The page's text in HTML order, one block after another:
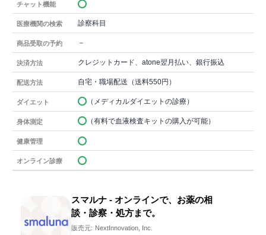
チャット機能
医療機関の検索 診察科目
商品受取の予約 －
決済方法 クレジットカード、atone翌月払い、銀行振込
配送方法 自宅・職場配送（送料550円）
ダイエット （メディカルダイエットの診療）
身体測定 （有料で血液検査キットの購入が可能）
健康管理
オンライン診療
スマルナ - オンラインで、お薬の相
談・診察・処方まで。
販売元: NextInnovation, Inc.